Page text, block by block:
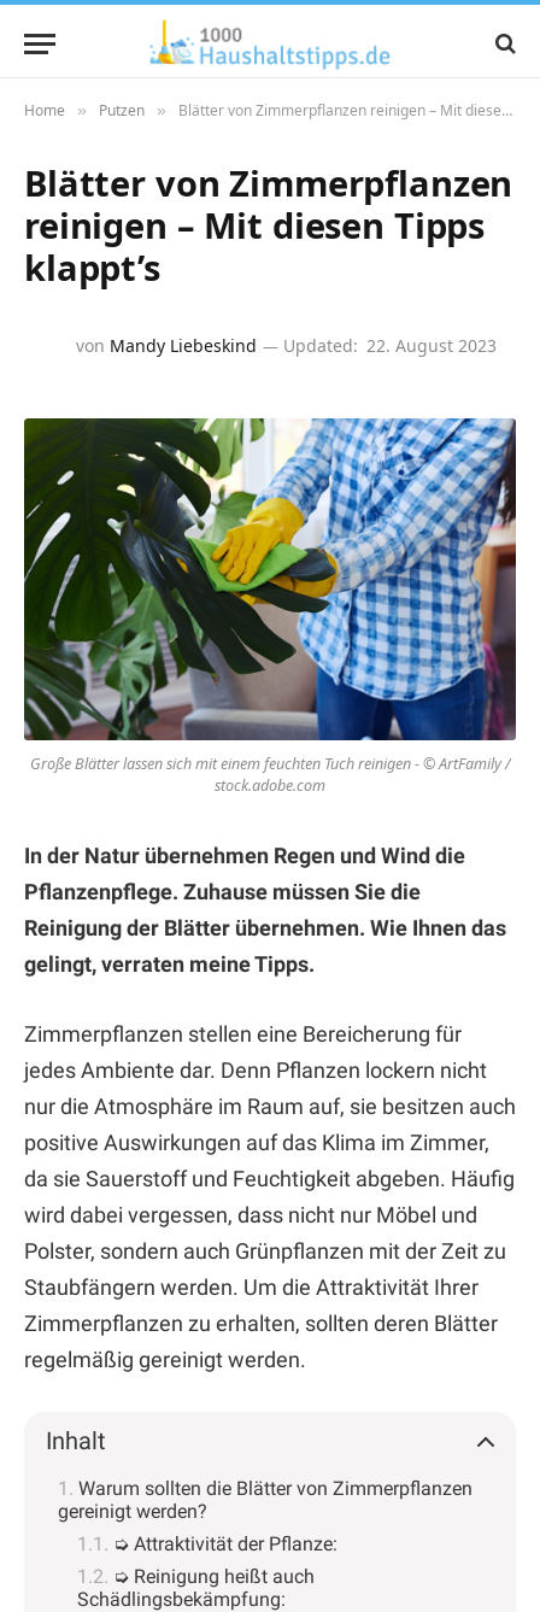
Home » Putzen » Blätter von Zimmerpflanzen reinigen – Mit diesen Tipps klappt’s
Blätter von Zimmerpflanzen
reinigen – Mit diesen Tipps
klappt’s
von Mandy Liebeskind Updated: 22. August 2023
Große Blätter lassen sich mit einem feuchten Tuch reinigen - © ArtFamily /
stock.adobe.com
In der Natur übernehmen Regen und Wind die
Pflanzenpflege. Zuhause müssen Sie die
Reinigung der Blätter übernehmen. Wie Ihnen das
gelingt, verraten meine Tipps.
Zimmerpflanzen stellen eine Bereicherung für
jedes Ambiente dar. Denn Pflanzen lockern nicht
nur die Atmosphäre im Raum auf, sie besitzen auch
positive Auswirkungen auf das Klima im Zimmer,
da sie Sauerstoff und Feuchtigkeit abgeben. Häufig
wird dabei vergessen, dass nicht nur Möbel und
Polster, sondern auch Grünpflanzen mit der Zeit zu
Staubfängern werden. Um die Attraktivität Ihrer
Zimmerpflanzen zu erhalten, sollten deren Blätter
regelmäßig gereinigt werden.
Inhalt
Warum sollten die Blätter von Zimmerpflanzen
gereinigt werden?
➭ Attraktivität der Pflanze:
➭ Reinigung heißt auch
Schädlingsbekämpfung: